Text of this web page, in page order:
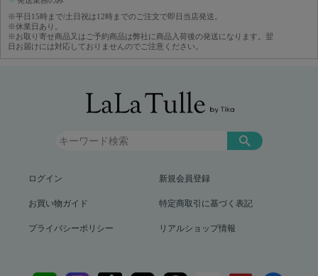
※平日15時まで/土日祝は12時までのご注文で即日当店発送。
※休業日あり。
※お取り寄せ商品又はご予約商品は弊社に商品入荷後の発送になります。翌
日お届けには対応しておりませんのでご注意ください。
ログイン 新規会員登録
お買い物ガイド 特定商取引に基づく表記
プライバシーポリシー リアルショップ情報